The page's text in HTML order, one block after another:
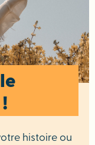
histoire ou